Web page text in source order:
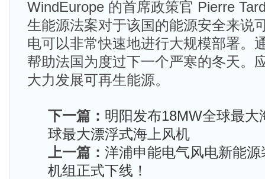
WindEurope 的首席政策官 Pierre
生能源法案对于该国的能源安全来说
电可以非常快速地进行大规模部署。
帮助法国为度过下一个严寒的冬天。
大力发展可再生能源。
下一篇： 明阳发布18MW全球最大
球最大漂浮式海上风机
上一篇： 洋浦申能电气风电新能
机组正式下线！